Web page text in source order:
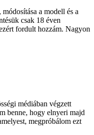
a modell és a
csak 18 éven
fordult hozzám. Nagyon
médiában végzett
benne, hogy elnyeri majd
megpróbálom ezt